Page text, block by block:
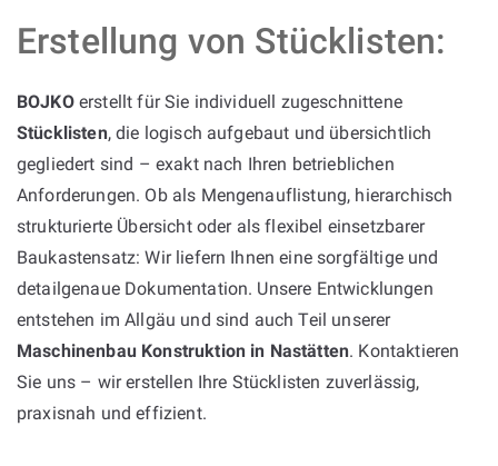
Erstellung von Stücklisten:
BOJKOerstellt für Sie individuell zugeschnittene
Stücklisten, die logisch aufgebaut und übersichtlich
gegliedert sind – exakt nach Ihren betrieblichen
Anforderungen. Ob als Mengenauflistung, hierarchisch
strukturierte Übersicht oder als flexibel einsetzbarer
Baukastensatz: Wir liefern Ihnen eine sorgfältige und
detailgenaue Dokumentation. Unsere Entwicklungen
entstehen im Allgäu und sind auch Teil unserer
Maschinenbau Konstruktion in Nastätten. Kontaktieren
Sie uns – wir erstellen Ihre Stücklisten zuverlässig,
praxisnah und effizient.